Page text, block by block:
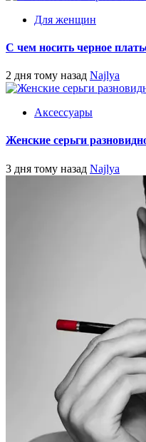
Для женщин
С чем носить черное
2 дня тому назад Najlya
Аксессуары
Женские серьги
3 дня тому назад Najlya